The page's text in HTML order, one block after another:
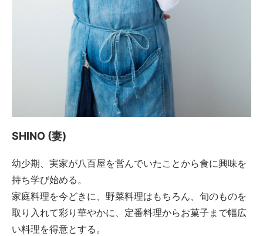
SHINO (妻)
幼少期、実家が八百屋を営んでいたことから食に興味を
持ち学び始める。
家庭料理を今どきに、野菜料理はもちろん、旬のものを
取り入れて彩り華やかに、定番料理からお菓子まで幅広
い料理を得意とする。